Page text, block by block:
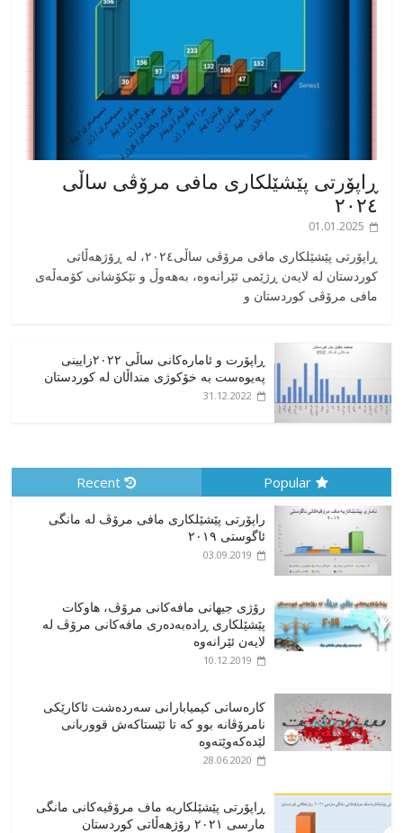
ڕاپۆرتی پێشێلکاری مافی مرۆڤی ساڵی
٢٠٢٤
01.01.2025
‎ڕاپۆرتی پێشێلکاری مافی مرۆڤی ساڵی٢٠٢٤، له ڕۆژهەڵاتی
کوردستان له لایەن ڕژێمی ئێرانەوە، بە‎هەوڵ و تێکۆشانی کۆمەڵەی
مافی مرۆڤی کوردستان و
ڕاپۆرت و ئامارەکانی ساڵی ٢٠٢٢زایینی
پەیوەست بە خۆکوژی منداڵان لە کوردستان
31.12.2022
Popular
Recent
راپۆرتی پێشێلكاری مافی مرۆڤ له‌ مانگی
ئاگوستی ٢٠١٩
03.09.2019
رۆژی جیهانی مافەکانی مرۆڤ، هاوکات
پێشێلکاری ڕادەبەدەری مافەکانی مرۆڤ لە
لایەن ئێرانەوە
10.12.2019
کارەساتی کیمیابارانی سەردەشت ئاکارێکی
نامرۆڤانە بوو کە تا ئێستاکەش قووربانی
لێدەکەوێتەوە
28.06.2020
ڕاپۆرتی پێشێلکاریە ماف مرۆڤیەکانی مانگی
مارسی ٢٠٢١ رۆژهەڵاتی کوردستان